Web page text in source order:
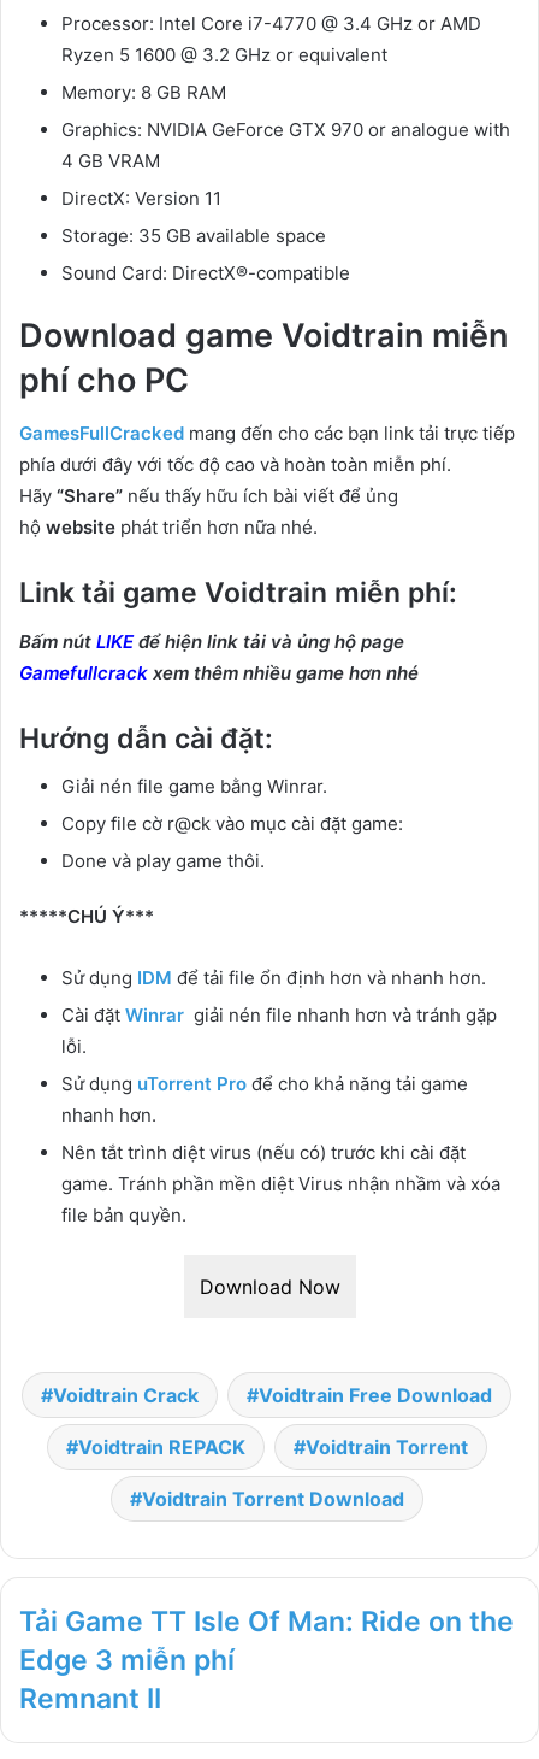
Processor: Intel Core i7-4770 @ 3.4 GHz or AMD
Ryzen 5 1600 @ 3.2 GHz or equivalent
Memory: 8 GB RAM
Graphics: NVIDIA GeForce GTX 970 or analogue with
4 GB VRAM
DirectX: Version 11
Storage: 35 GB available space
Sound Card: DirectX®-compatible
Download game Voidtrain miễn
phí cho PC
GamesFullCracked mang đến cho các bạn link tải trực tiếp
phía dưới đây với tốc độ cao và hoàn toàn miễn phí.
Hãy “Share” nếu thấy hữu ích bài viết để ủng
hộ website phát triển hơn nữa nhé.
Link tải game Voidtrain miễn phí:
Bấm nút LIKEđể hiện link tải và ủng hộ page
Gamefullcrack xem thêm nhiều game hơn nhé
Hướng dẫn cài đặt:
Giải nén file game bằng Winrar.
Copy file cờ r@ck vào mục cài đặt game:
Done và play game thôi.
*****CHÚ Ý***
Sử dụng IDM để tải file ổn định hơn và nhanh hơn.
Cài đặt Winrar giải nén file nhanh hơn và tránh gặp
lỗi.
Sử dụng uTorrent Pro để cho khả năng tải game
nhanh hơn.
Nên tắt trình diệt virus (nếu có) trước khi cài đặt
game. Tránh phần mền diệt Virus nhận nhầm và xóa
file bản quyền.
Download Now
Voidtrain Crack Voidtrain Free Download
Voidtrain REPACK Voidtrain Torrent
Voidtrain Torrent Download
Tải Game TT Isle Of Man: Ride on the
Edge 3 miễn phí
Remnant II